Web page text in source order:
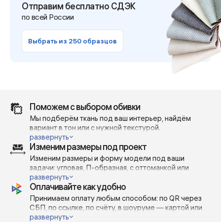
Отправим бесплатно СДЭК
по всей России
Выбрать из 250 образцов
Поможем с выбором обивки
Мы подберём ткань под ваш интерьер, найдём
вариант в тон или с нужной текстурой.
Отправим реальные фото и видео — без фильтров и
при дневном освещении, чтобы вы точно понимали,
как выглядит материал в жизни.
Поможем сделать выбор — с учётом вашей мебели,
проекта или личных предпочтений.
развернуть
Изменим размеры под проект
Изменим размеры и форму модели под ваши
задачи: угловая, П-образная, с оттоманкой или
открытым краем — всё возможно.
Изготавливаем по индивидуальным габаритам с
шагом 5-10 см, чтобы точно вписать диван в
пространство или дизайн-проект.
развернуть
Оплачивайте как удобно
Принимаем оплату любым способом: по QR через
СБП, по ссылке, по счёту, в шоуруме — картой или
наличными.
развернуть